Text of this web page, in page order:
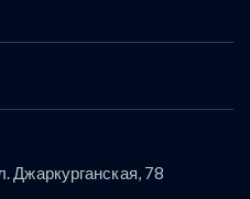
Джаркурганская, 78